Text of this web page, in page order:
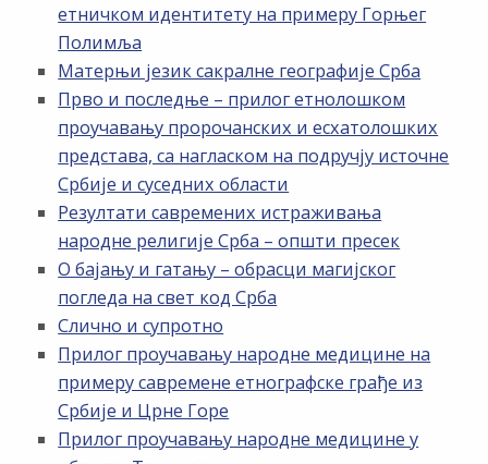
етничком идентитету на примеру Горњег
Полимља
Матерњи језик сакралне географије Срба
Прво и последње – прилог етнолошком
проучавању пророчанских и есхатолошких
представа, са нагласком на подручју источне
Србије и суседних области
Резултати савремених истраживања
народне религије Срба – општи пресек
О бајању и гатању – обрасци магијског
погледа на свет код Срба
Слично и супротно
Прилог проучавању народне медицине на
примеру савремене етнографске грађе из
Србије и Црне Горе
Прилог проучавању народне медицине у